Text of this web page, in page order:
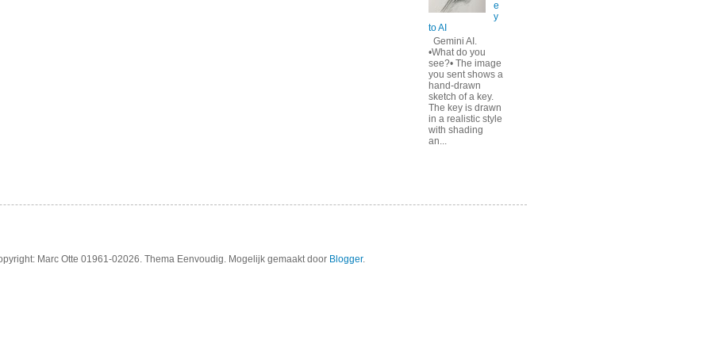
e
y
to AI
Gemini AI.
•What do you
see?• The image
you sent shows a
hand-drawn
sketch of a key.
The key is drawn
in a realistic style
with shading
an...
Marc Otte 01961-02026. Thema Eenvoudig. Mogelijk gemaakt door Blogger.